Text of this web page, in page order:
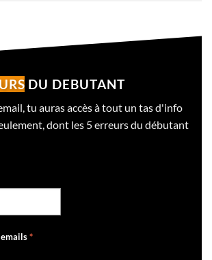
DU DEBUTANT
tu auras accès à tout un tas d'info
dont les 5 erreurs du débutant
*